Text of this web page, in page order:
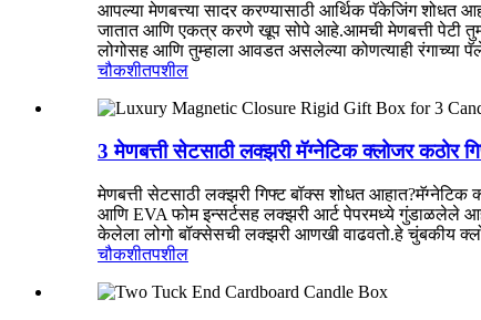
आपल्या मेणबत्त्या सादर करण्यासाठी आर्थिक पॅकेजिंग शोधत
जातात आणि एकत्र करणे खूप सोपे आहे.आमची मेणबत्ती पेटी
लोगोसह आणि तुम्हाला आवडत असलेल्या कोणत्याही रंगाच्या
चौकशीतपशील
3 मेणबत्ती सेटसाठी लक्झरी मॅग्नेटिक क्लोजर कठोर
मेणबत्ती सेटसाठी लक्झरी गिफ्ट बॉक्स शोधत
आणि EVA फोम इन्सर्टसह लक्झरी आर्ट पेपरमध्ये गुंडाळलेले
केलेला लोगो बॉक्सेसची लक्झरी आणखी वाढवतो.हे चुंबकीय
चौकशीतपशील